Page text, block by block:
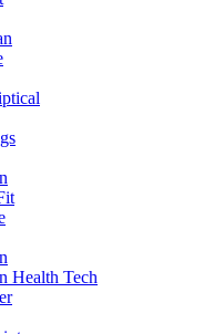
Health Tech